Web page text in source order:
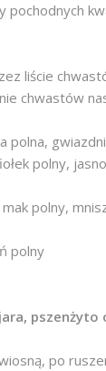
pochodnych
liście
chwastów
polna,
polny,
mak polny,
polny
po